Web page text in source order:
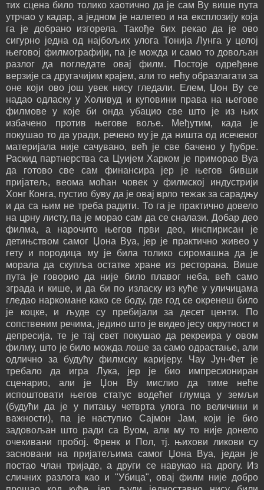
тих сцена било толико хаотично да је сам Ву више пута
утрчао у кадар, а једном је налетео и на експлозију која
га је добрано изгорела. Такође бих рекао да је ово
сигурно једна од најбољих улога Тонија Лунга у целој
његовој филмографији, па је можда и само то довољан
разлог да погледате овај филм. Постоје одређене
верзије са другачијим крајем, али то нећу образлагати за
оне који ово још увек нису гледали. Елем, Џон Ву се
надао одласку у Холивуд и куповини права на његове
филмове у које би онда убацио све што је из њих
избачено против његове воље. Међутим, када је
покушао то да уради, речено му је да ништа од исеченог
материјала није сачувано, већ је све бачено у ђубре.
Раскид партнерства са Цуијем Харком је приморао Вуа
да готово све сам финансира јер је његов бивши
пријатељ, веома моћан човек у филмској индустрији
Хонг Конга, пустио буву да је овај врло тежак за сарадњу
и да са њим не треба радити. То га је практично довело
на црну листу, па је морао сам да се сналази. Добар део
филма, а нарочито његов први део, инспирисан је
детињством самог Џона Вуа, јер је практично живео у
гету и породица му је била толико сиромашна да је
морала да скупља остатке хране из ресторана. Више
пута је говорио да није било плавог неба, већ само
зграда и кише, и да би по изласку из куће у уличицама
гледао наркомане како се боду, где год се окренеш било
је коцке, и људе су пребијали за десет центи. По
сопственим речима, једино што је видео јесу окрутност и
депресија, те је тај свет покушао да рекреира у овом
филму, што је било можда лоше за само одрастање, али
одлично за будућу филмску каријеру. Чау Јун-Фет је
требало да игра Лука, јер је био импресиониран
сценарио, али је Џон Ву мислио да тиме неће
испоштовати његов статус водећег глумца у земљи
(будући да је у питању четврта улога по величини и
важности), па је наступио Сајмон Јам, који је био
задовољан што ради са Вуом, али му то није донело
очекивани пробој. Френк и Пол, тј. њихови ликови су
засновани на пријатељима самог Џона Вуа, један је
постао члан тријаде, а други се навукао на дрогу. Из
сличних разлога као и "Убица", овај филм није добро